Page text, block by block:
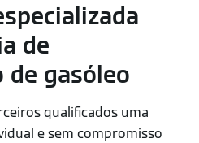
de
de gasóleo
qualificados uma
e sem compromisso